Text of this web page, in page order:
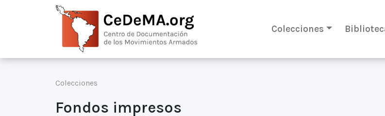
Colecciones
Colecciones
Fondos impresos